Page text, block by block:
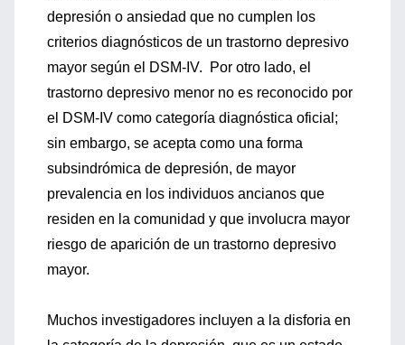
depresión o ansiedad que no cumplen los
criterios diagnósticos de un trastorno depresivo
mayor según el DSM-IV. Por otro lado, el
trastorno depresivo menor no es reconocido por
el DSM-IV como categoría diagnóstica oficial;
sin embargo, se acepta como una forma
subsindrómica de depresión, de mayor
prevalencia en los individuos ancianos que
residen en la comunidad y que involucra mayor
riesgo de aparición de un trastorno depresivo
mayor.
Muchos investigadores incluyen a la disforia en